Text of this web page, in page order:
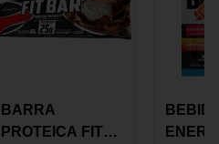
BARRA
PROTEICA FIT